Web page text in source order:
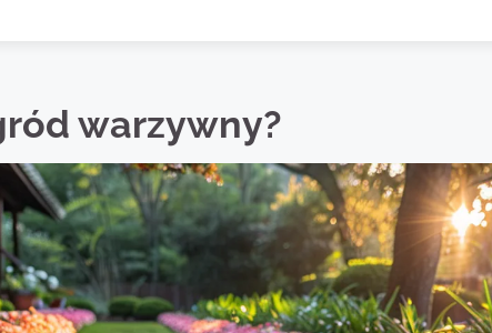
warzywny?